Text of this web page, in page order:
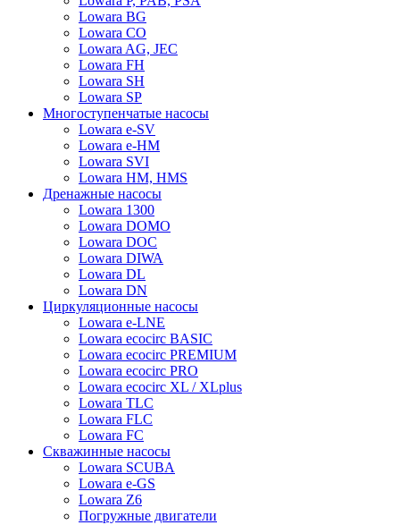
Lowara BG
Lowara CO
Lowara AG, JEC
Lowara FH
Lowara SH
Lowara SP
Многоступенчатые насосы
Lowara e-SV
Lowara e-HM
Lowara SVI
Lowara HM, HMS
Дренажные насосы
Lowara 1300
Lowara DOMO
Lowara DOC
Lowara DIWA
Lowara DL
Lowara DN
Циркуляционные насосы
Lowara e-LNE
Lowara ecocirc BASIC
Lowara ecocirc PREMIUM
Lowara ecocirc PRO
Lowara ecocirc XL / XLplus
Lowara TLC
Lowara FLC
Lowara FC
Скважинные насосы
Lowara SCUBA
Lowara e-GS
Lowara Z6
Погружные двигатели